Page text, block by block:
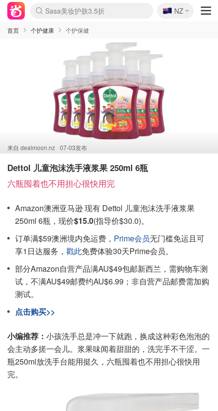
lululemon折扣上新
Sasa美妆护肤3.5折
SSENSE年中2.5折
FreshBeauty好价汇总
Cettire降价+叠9折
WWS Coles超市实拍
viagogo二手票捡漏
Myer超级周末
The Outnet奢牌1折起
David Jones 3折起
Flannels大牌1折
Perfumes Club护肤1折
AMIRO面罩$251
Amazon折扣汇总
eToro入金$200送$50
Amazon数码好物
ICONIC本周7.5折
ThedoubleF高奢地板价
Moose Knuckles 6折
丝芙兰5折起
EUFY摄像头$98
Selenichast首饰2折
Trip机票酒店促销
YSL送5件彩妆礼
Amazon家居好物
Amazon美妆护肤
雅漾大喷$8
过敏原检测盒$33
伊索独家赠50ml沐浴露
科颜氏高保湿面霜$29
SEALIFE海洋馆门票6折
丝塔芙大白罐$16
订阅Newsletter送香薰
Cult Beauty 6.8折
Harrods圣诞日历$525
LN-CC奢牌私促3折
d'Alba空姐喷雾$16
EVE LOM套装£56
Bernardelli独家4折
Adore Beauty 6折起
CT圣诞日历
Mytheresa奢品2.7折
Luxury Escapes 9折
Currentbody美容仪$881
MOON Garden Live
Roborock扫地机$649
Tingo Life水杯$24
Valentino官网5折
CR洗护套装$23
修丽可4件套$159
Myer彩妆2件7折
GANNI官网4.5折
Stylevana韩妆4折
Tessabit高奢8.5折
OGX洗发水$11
Amazon阿德莱德次日达
卡诗8.5折+赠礼
Philips Hue灯具8折
🇳🇿
NZ
首页 个护健康 个护保健
来自 dealmoon.nz 07-03发布
Dettol 儿童泡沫洗手液浆果 250ml 6瓶
六瓶囤着也不用担心很快用完
Amazon澳洲亚马逊 现有 Dettol 儿童泡沫洗手液浆果
250ml 6瓶，现价$15.0(指导价$30.0)。
订单满$59澳洲境内免运费， Prime会员无门槛免运且可
享1日达服务， 戳此免费体验30天Prime会员。
部分Amazon自营产品满AU$49包邮新西兰，需购物车测
试，不满AU$49邮费约AU$6.99；非自营产品邮费需加购
测试。
点击购买>>
小编推荐： 小孩洗手总是冲一下就跑，换成这种彩色泡泡的
会主动多搓一会儿。浆果味闻着甜甜的，洗完手不干涩。一
瓶250ml放洗手台能用挺久，六瓶囤着也不用担心很快用
完。